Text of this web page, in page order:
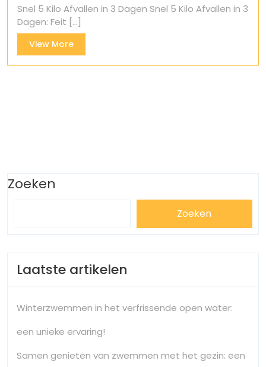
Snel 5 Kilo Afvallen in 3 Dagen Snel 5 Kilo Afvallen in 3
Dagen: Feit [...]
View MoreView
More
Zoeken
Zoeken
Laatste artikelen
Winterzwemmen in het verfrissende open water:
een unieke ervaring!
Samen genieten van zwemmen met het gezin: een